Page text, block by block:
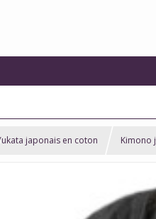
japonais en coton Kimono